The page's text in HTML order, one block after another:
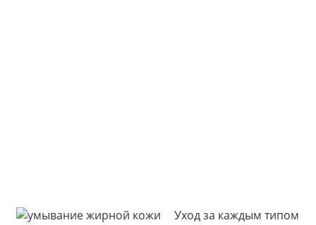
Уход за каждым типом